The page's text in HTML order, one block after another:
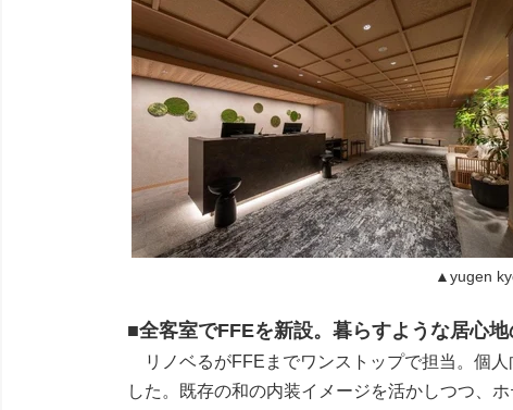
▲yugen
■全客室でFFEを新設。暮らすような居心
リノベるがFFEまでワンストップで担当。個
した。既存の和の内装イメージを活かしつつ、